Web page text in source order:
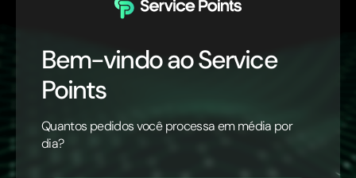
Bem-vindo ao Service
Points
Quantos pedidos você processa em média por
dia?